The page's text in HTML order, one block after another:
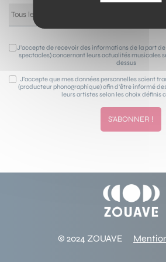
J’accepte de recevoir des informations de la part
spectacles) concernant leurs actualités musicales
dessus
J’accepte que mes données personnelles soient
(producteur phonographique) afin d’être informé
leurs artistes selon les choix définis
© 2024 ZOUAVE